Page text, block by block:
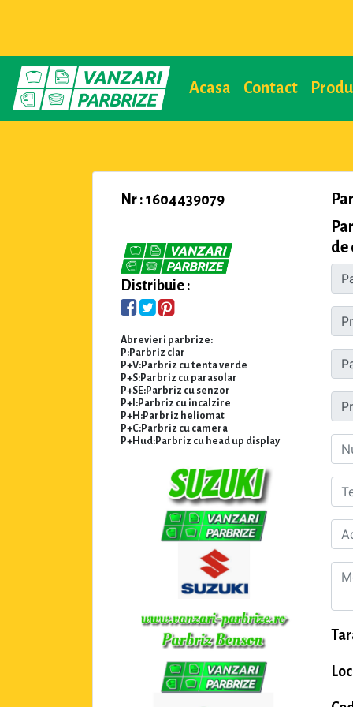
Acasa Contact
Nr : 1604439079
Distribuie :
Abrevieri parbrize:
P:Parbriz clar
P+V:Parbriz cu tenta verde
P+S:Parbriz cu parasolar
P+SE:Parbriz cu senzor
P+I:Parbriz cu incalzire
P+H:Parbriz heliomat
P+C:Parbriz cu camera
P+Hud:Parbriz cu head up display
de